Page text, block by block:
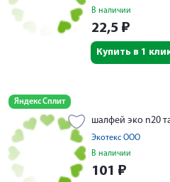
В наличии
22,5 ₽
Купить в 1
Яндекс Сплит
шалфей эко n20
Экотекс ООО
В наличии
101 ₽